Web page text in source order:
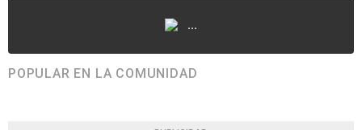
...
POPULAR EN LA COMUNIDAD